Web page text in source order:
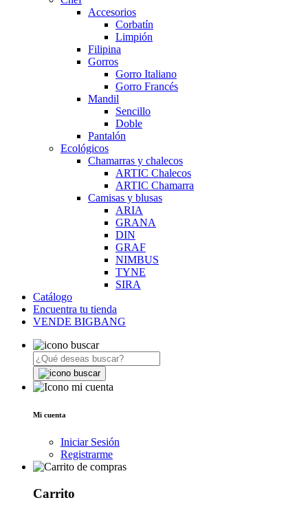
Accesorios
Corbatín
Limpión
Filipina
Gorros
Gorro Italiano
Gorro Francés
Mandil
Sencillo
Doble
Pantalón
Ecológicos
Chamarras y chalecos
ARTIC Chalecos
ARTIC Chamarra
Camisas y blusas
ARIA
GRANA
DIN
GRAF
NIMBUS
TYNE
SIRA
Catálogo
Encuentra tu tienda
VENDE BIGBANG
Mi cuenta
Iniciar Sesión
Registrarme
Carrito